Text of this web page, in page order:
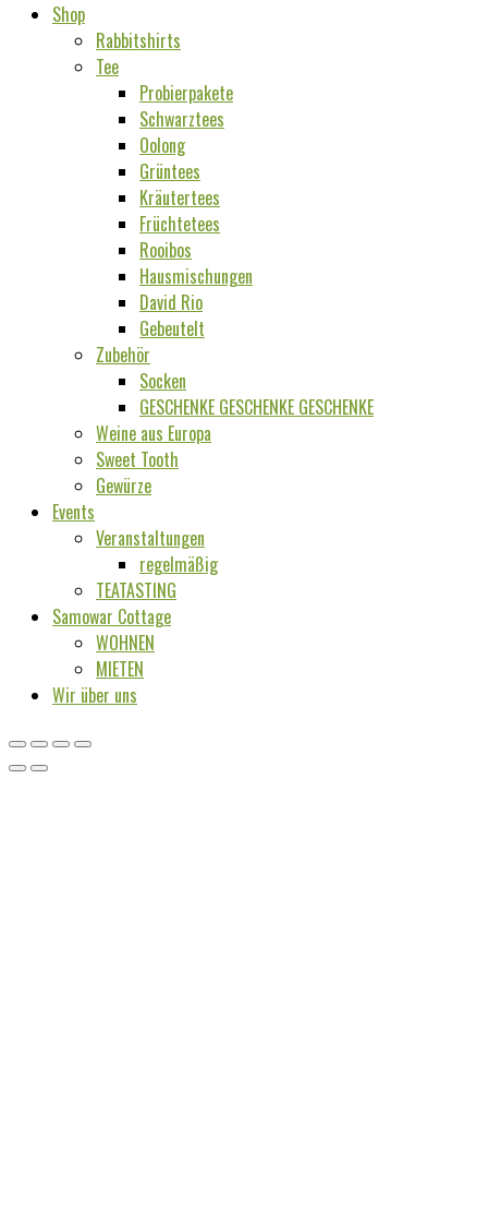
Shop
Rabbitshirts
Tee
Probierpakete
Schwarztees
Oolong
Grüntees
Kräutertees
Früchtetees
Rooibos
Hausmischungen
David Rio
Gebeutelt
Zubehör
Socken
GESCHENKE GESCHENKE GESCHENKE
Weine aus Europa
Sweet Tooth
Gewürze
Events
Veranstaltungen
regelmäßig
TEATASTING
Samowar Cottage
WOHNEN
MIETEN
Wir über uns